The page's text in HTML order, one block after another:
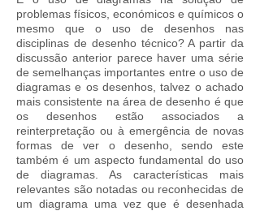
problemas físicos, económicos e químicos o
mesmo que o uso de desenhos nas
disciplinas de desenho técnico? A partir da
discussão anterior parece haver uma série
de semelhanças importantes entre o uso de
diagramas e os desenhos, talvez o achado
mais consistente na área de desenho é que
os desenhos estão associados a
reinterpretação ou à emergência de novas
formas de ver o desenho, sendo este
também é um aspecto fundamental do uso
de diagramas. As características mais
relevantes são notadas ou reconhecidas de
um diagrama uma vez que é desenhada